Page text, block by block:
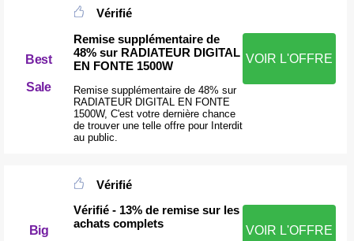
Best
Sale
Vérifié
Remise supplémentaire de
48% sur RADIATEUR DIGITAL
EN FONTE 1500W
Remise supplémentaire de 48% sur
RADIATEUR DIGITAL EN FONTE
1500W, C'est votre dernière chance
de trouver une telle offre pour Interdit
au public.
VOIR L'OFFRE
Big
Vérifié
Vérifié - 13% de remise sur les
achats complets
VOIR L'OFFRE